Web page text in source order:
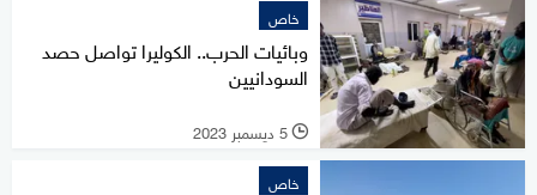
خاص
وبائيات الحرب.. الكوليرا تواصل حصد
السودانيين
l 5 ديسمبر 2023
خاص